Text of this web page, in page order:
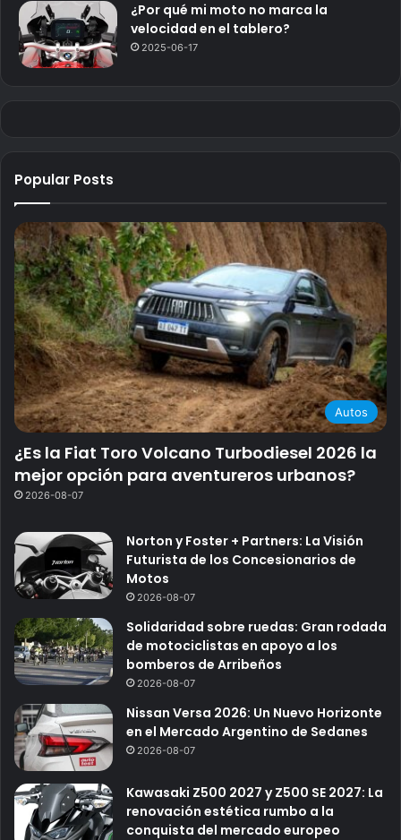
¿Por qué mi moto no marca la
velocidad en el tablero?
2025-06-17
Popular Posts
Autos
¿Es la Fiat Toro Volcano Turbodiesel 2026 la
mejor opción para aventureros urbanos?
2026-08-07
Norton y Foster + Partners: La Visión
Futurista de los Concesionarios de
Motos
2026-08-07
Solidaridad sobre ruedas: Gran rodada
de motociclistas en apoyo a los
bomberos de Arribeños
2026-08-07
Nissan Versa 2026: Un Nuevo Horizonte
en el Mercado Argentino de Sedanes
2026-08-07
Kawasaki Z500 2027 y Z500 SE 2027: La
renovación estética rumbo a la
conquista del mercado europeo